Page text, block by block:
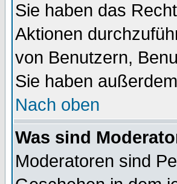
Sie haben das
Aktionen
von Benutzern,
Sie haben
Nach oben
Was sind
Moderatoren sind